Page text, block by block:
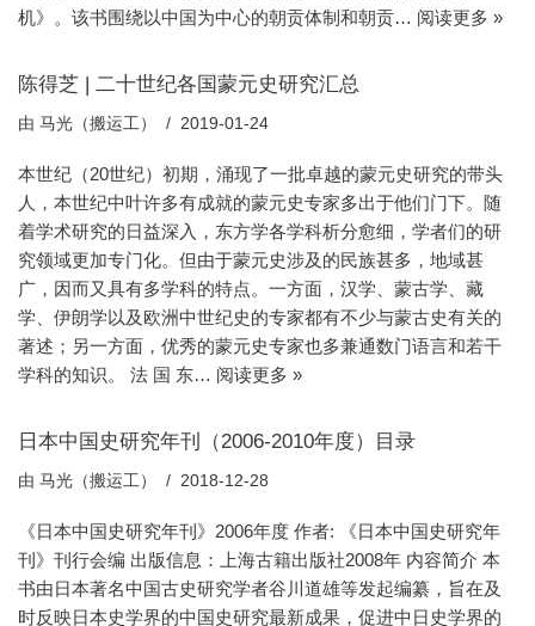
机》。该书围绕以中国为中心的朝贡体制和朝贡… 阅读更多 »
陈得芝 | 二十世纪各国蒙元史研究汇总
由 马光（搬运工） 2019-01-24
本世纪（20世纪）初期，涌现了一批卓越的蒙元史研究的带头
人，本世纪中叶许多有成就的蒙元史专家多出于他们门下。随
着学术研究的日益深入，东方学各学科析分愈细，学者们的研
究领域更加专门化。但由于蒙元史涉及的民族甚多，地域甚
广，因而又具有多学科的特点。一方面，汉学、蒙古学、藏
学、伊朗学以及欧洲中世纪史的专家都有不少与蒙古史有关的
著述；另一方面，优秀的蒙元史专家也多兼通数门语言和若干
学科的知识。 法 国 东… 阅读更多 »
日本中国史研究年刊（2006-2010年度）目录
由 马光（搬运工） 2018-12-28
《日本中国史研究年刊》2006年度 作者: 《日本中国史研究年
刊》刊行会编 出版信息：上海古籍出版社2008年 内容简介 本
书由日本著名中国古史研究学者谷川道雄等发起编纂，旨在及
时反映日本史学界的中国史研究最新成果，促进中日史学界的